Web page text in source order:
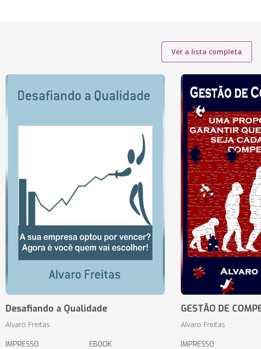
Ver a lista completa
Desafiando a Qualidade
Alvaro Freitas
IMPRESSO EBOOK
GESTÃO DE
Alvaro Freitas
IMPRESSO